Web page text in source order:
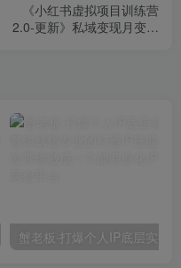
《小红书虚拟项目训练营
2.0-更新》私域变现月变现